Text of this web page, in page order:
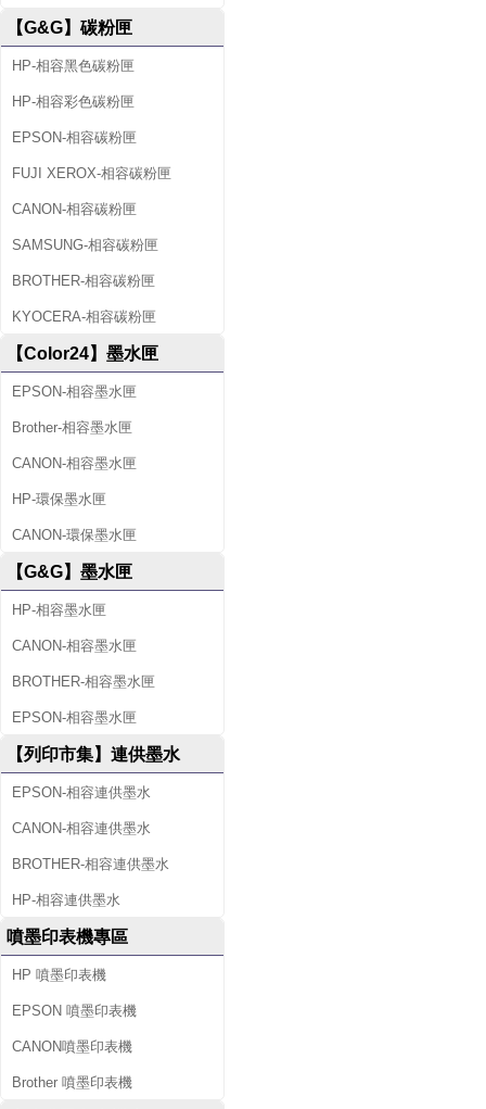
【G&G】碳粉匣
HP-相容黑色碳粉匣
HP-相容彩色碳粉匣
EPSON-相容碳粉匣
FUJI XEROX-相容碳粉匣
CANON-相容碳粉匣
SAMSUNG-相容碳粉匣
BROTHER-相容碳粉匣
KYOCERA-相容碳粉匣
【Color24】墨水匣
EPSON-相容墨水匣
Brother-相容墨水匣
CANON-相容墨水匣
HP-環保墨水匣
CANON-環保墨水匣
【G&G】墨水匣
HP-相容墨水匣
CANON-相容墨水匣
BROTHER-相容墨水匣
EPSON-相容墨水匣
【列印市集】連供墨水
EPSON-相容連供墨水
CANON-相容連供墨水
BROTHER-相容連供墨水
HP-相容連供墨水
噴墨印表機專區
HP 噴墨印表機
EPSON 噴墨印表機
CANON噴墨印表機
Brother 噴墨印表機